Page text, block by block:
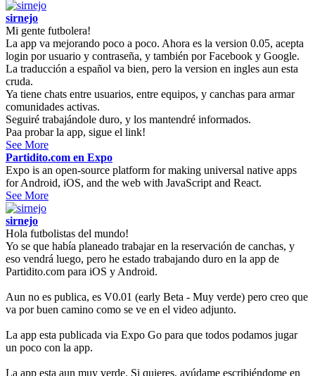
sirnejo
Mi gente futbolera!
La app va mejorando poco a poco. Ahora es la version 0.05, acepta
login por usuario y contraseña, y también por Facebook y Google.
La traducción a español va bien, pero la version en ingles aun esta
cruda.
Ya tiene chats entre usuarios, entre equipos, y canchas para armar
comunidades activas.
Seguiré trabajándole duro, y los mantendré informados.
Paa probar la app, sigue el link!
See More
Partidito.com en Expo
Expo is an open-source platform for making universal native apps
for Android, iOS, and the web with JavaScript and React.
See More
sirnejo
Hola futbolistas del mundo!
Yo se que había planeado trabajar en la reservación de canchas, y
eso vendrá luego, pero he estado trabajando duro en la app de
Partidito.com para iOS y Android.
Aun no es publica, es V0.01 (early Beta - Muy verde) pero creo que
va por buen camino como se ve en el video adjunto.
La app esta publicada via Expo Go para que todos podamos jugar
un poco con la app.
La app esta aun muy verde. Si quieres, ayúdame escribiéndome en